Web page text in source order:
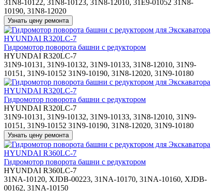
31N8-10122, 31N8-10123, 31N8-12010, 31E9-01052 31N8-
10190, 31N8-12020
Гидромотор поворота башни с редуктором
HYUNDAI R320LC-7
31N9-10131, 31N9-10132, 31N9-10133, 31N8-12010, 31N9-
10151, 31N9-10152 31N9-10190, 31N8-12020, 31N9-10180
Гидромотор поворота башни с редуктором
HYUNDAI R320LC-7
31N9-10131, 31N9-10132, 31N9-10133, 31N8-12010, 31N9-
10151, 31N9-10152 31N9-10190, 31N8-12020, 31N9-10180
Гидромотор поворота башни с редуктором
HYUNDAI R360LC-7
31NA-10120, XJDB-00223, 31NA-10170, 31NA-10160, XJDB-
00162, 31NA-10150